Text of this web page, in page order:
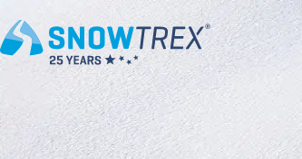
Prenumerera på vårt